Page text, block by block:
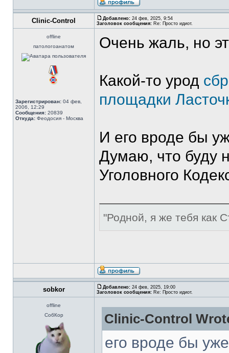
Clinic-Control Добавлено: 24 фев, 2025, 9:54
Заголовок сообщения: Re: Просто идиот.
offline
патологоанатом
Зарегистрирован: 04 фев,
2006, 12:29
Сообщения: 20839
Откуда: Феодосия - Москва
Очень жаль, но
Какой-то урод
площадки
И его вроде бы
Думаю, что буду
Уголовного
"Родной, я же тебя как
sobkor Добавлено: 24 фев, 2025, 19:00
Заголовок сообщения: Re: Просто идиот.
offline
СобКор
Clinic-Control
его вроде бы